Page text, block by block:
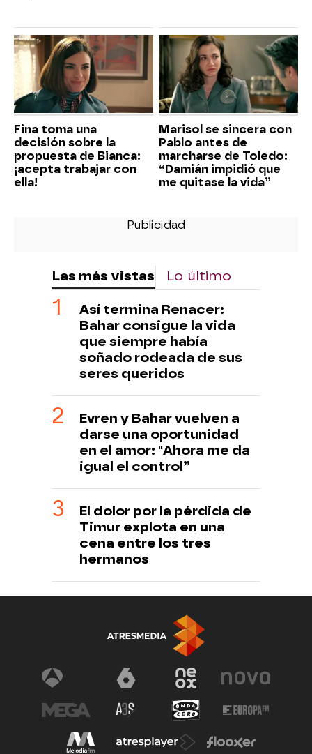
Fina toma una
decisión sobre la
propuesta de Bianca:
¡acepta trabajar con
ella!
Marisol se sincera con
Pablo antes de
marcharse de Toledo:
“Damián impidió que
me quitase la vida”
Las más vistas Lo último
Así termina Renacer:
Bahar consigue la vida
que siempre había
soñado rodeada de sus
seres queridos
Evren y Bahar vuelven a
darse una oportunidad
en el amor: "Ahora me da
igual el control”
El dolor por la pérdida de
Timur explota en una
cena entre los tres
hermanos